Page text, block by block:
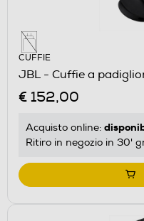
CUFFIE
JBL - Cuffie a
€ 152,00
Acquisto online:
Ritiro in negozio in 30'